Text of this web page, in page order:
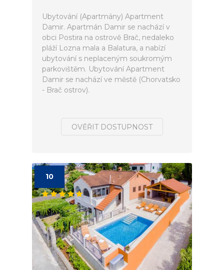
Ubytování (Apartmány) Apartment
Damir. Apartmán Damir se nachází v
obci Postira na ostrově Brač, nedaleko
pláží Lozna mala a Balatura, a nabízí
ubytování s neplaceným soukromým
parkovištěm. Ubytování Apartment
Damir se nachází ve městě (Chorvatsko
- Brač ostrov).
OVĚŘIT DOSTUPNOST
10